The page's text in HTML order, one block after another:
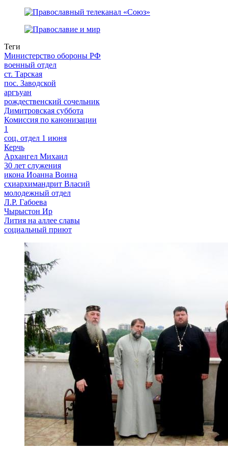
Теги
Министерство обороны РФ
военный отдел
ст. Тарская
пос. Заводской
аргъуан
рождественский сочельник
Димитровская суббота
Комиссия по канонизации
1
соц. отдел 1 июня
Керчь
Архангел Михаил
30 лет служения
икона Иоанна Воина
схиархимандрит Власий
молодежный отдел
Л.Р. Габоева
Чырыстон Ир
Лития на аллее славы
социальный приют